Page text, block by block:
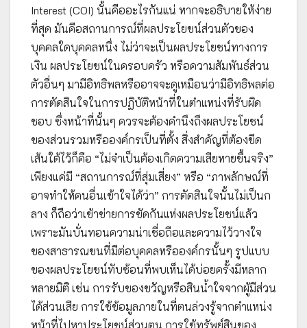
Interest (COI) นั้นคืออะไรกันแน่ หากจะอธิบายให้ง่าย
ที่สุด มันคือสถานการณ์ที่ผลประโยชน์ส่วนตัวของ
บุคคลใดบุคคลหนึ่ง ไม่ว่าจะเป็นผลประโยชน์ทางการ
เงิน ผลประโยชน์ในครอบครัว หรือความสัมพันธ์ส่วน
ตัวอื่นๆ มามีอิทธิพลหรืออาจจะดูเหมือนว่ามีอิทธิพลต่อ
การตัดสินใจในการปฏิบัติหน้าที่ในตำแหน่งที่รับผิด
ชอบ ซึ่งหน้าที่นั้นๆ ควรจะต้องคำนึงถึงผลประโยชน์
ของส่วนรวมหรือองค์กรเป็นที่ตั้ง สิ่งสำคัญที่ต้องขีด
เส้นใต้ไว้ก็คือ “ไม่จำเป็นต้องเกิดความเสียหายขึ้นจริง”
เพียงแค่มี “สถานการณ์ที่สุ่มเสี่ยง” หรือ “ภาพลักษณ์ที่
อาจทำให้คนอื่นเข้าใจได้ว่า” การตัดสินใจนั้นไม่เป็นก
ลาง ก็ถือว่าเข้าข่ายการขัดกันแห่งผลประโยชน์แล้ว
เพราะมันบั่นทอนความน่าเชื่อถือและความไว้วางใจ
ของสาธารณชนที่มีต่อบุคคลหรือองค์กรนั้นๆ รูปแบบ
ของผลประโยชน์ทับซ้อนที่พบเห็นได้บ่อยครั้งมีหลาก
หลายมิติ เช่น การรับของขวัญหรือสินน้ำใจจากผู้มีส่วน
ได้ส่วนเสีย การใช้ข้อมูลภายในที่ตนล่วงรู้จากตำแหน่ง
หน้าที่ไปหาประโยชน์ส่วนตน การใช้ทรัพย์สินของ